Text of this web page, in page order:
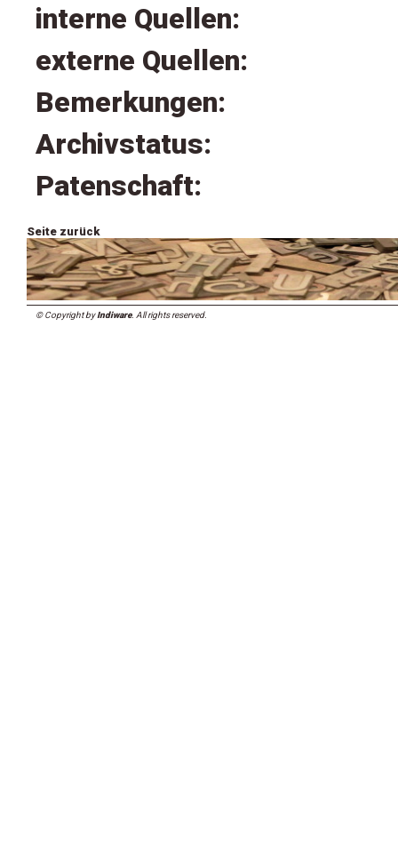
interne Quellen:
externe Quellen:
Bemerkungen:
Archivstatus:
Patenschaft:
Seite zurück
© Copyright byIndiware. All rights reserved.